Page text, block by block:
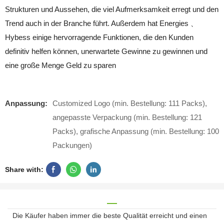
Strukturen und Aussehen, die viel Aufmerksamkeit erregt und den
Trend auch in der Branche führt. Außerdem hat Energies 、
Hybess einige hervorragende Funktionen, die den Kunden
definitiv helfen können, unerwartete Gewinne zu gewinnen und
eine große Menge Geld zu sparen
Anpassung:
Customized Logo (min. Bestellung: 111 Packs),
angepasste Verpackung (min. Bestellung: 121
Packs), grafische Anpassung (min. Bestellung: 100
Packungen)
Share with:
Die Käufer haben immer die beste Qualität erreicht und einen